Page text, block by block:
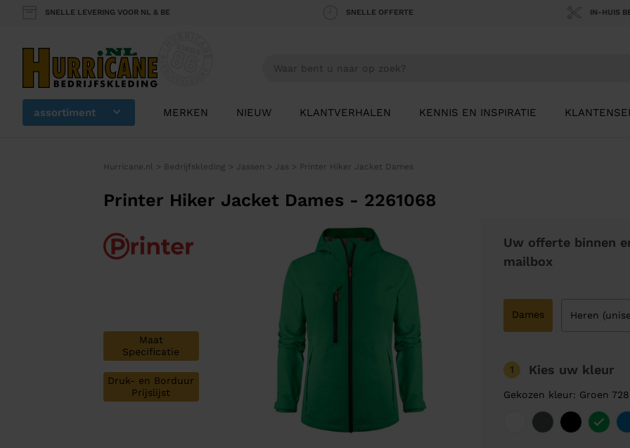
SNELLE LEVERING VOOR NL & BE SNELLE OFFERTE IN-HUIS
assortiment MERKEN NIEUW KLANTVERHALEN KENNIS EN INSPIRATIE
Hurricane.nl > Bedrijfskleding > Jassen > Jas > Printer Hiker Jacket Dames
Printer Hiker Jacket Dames - 2261068
Maat
Specificatie
Druk- en Borduur
Prijslijst
Uw offerte binnen
mailbox
Dames Heren
1 Kies uw kleur
Gekozen kleur: Groen 728